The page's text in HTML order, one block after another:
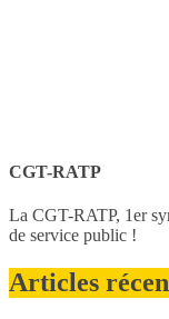
CGT-RATP
La CGT-RATP, 1er
de service public !
Articles